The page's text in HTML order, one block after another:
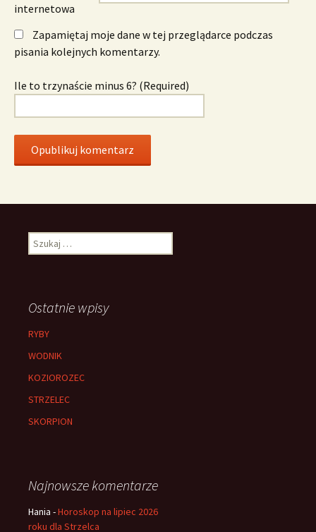
internetowa
Zapamiętaj moje dane w tej przeglądarce podczas
pisania kolejnych komentarzy.
Ile to trzynaście minus 6? (Required)
Szukaj:
Ostatnie wpisy
RYBY
WODNIK
KOZIOROZEC
STRZELEC
SKORPION
Najnowsze komentarze
Hania -Horoskop na lipiec 2026
roku dla Strzelca